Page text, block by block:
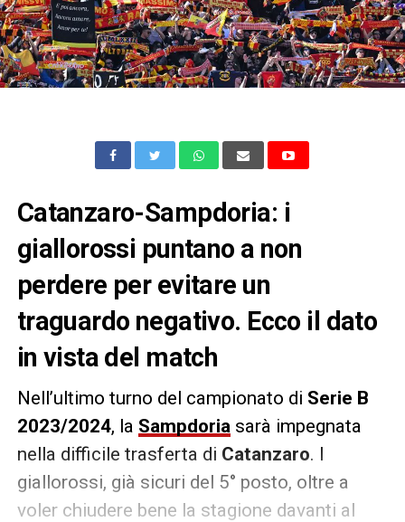
Catanzaro-Sampdoria: i
giallorossi puntano a non
perdere per evitare un
traguardo negativo. Ecco il dato
in vista del match
Nell’ultimo turno del campionato di Serie B
2023/2024, la Sampdoriasarà impegnata
nella difficile trasferta di Catanzaro. I
giallorossi, già sicuri del 5° posto, oltre a
voler chiudere bene la stagione davanti al